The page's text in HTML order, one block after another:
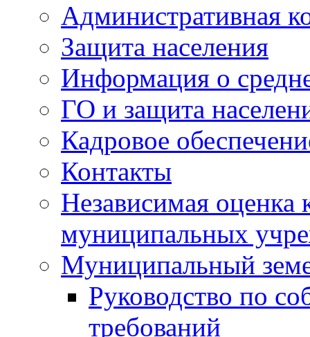
Административная
Защита населения
Информация о
ГО и защита
Кадровое
Контакты
Независимая оценка
муниципальных
Муниципальный
Руководство по
требований